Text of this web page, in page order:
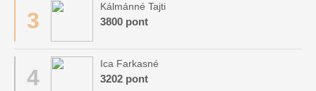
3
Kálmánné Tajti
3800 pont
4
Ica Farkasné
3202 pont